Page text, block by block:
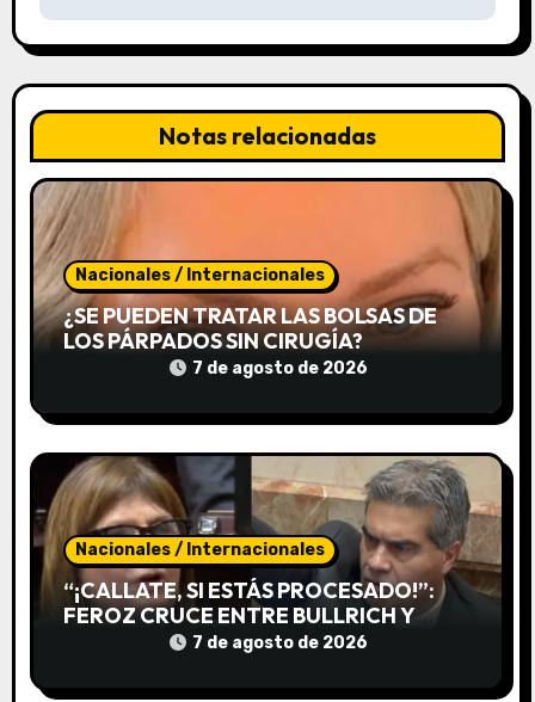
c
i
ó
n
d
e
e
t
r
a
d
a
Notas relacionadas
Nacionales / Internacionales
¿SE PUEDEN TRATAR LAS BOLSAS DE
LOS PÁRPADOS SIN CIRUGÍA?
7 de agosto de 2026
Nacionales / Internacionales
“¡CALLATE, SI ESTÁS PROCESADO!”:
FEROZ CRUCE ENTRE BULLRICH Y
CAPITANICH EN EL SENADO
7 de agosto de 2026